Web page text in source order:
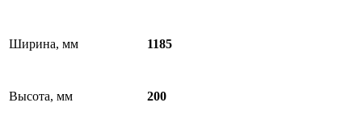
Ширина, мм 1185
Высота, мм 200